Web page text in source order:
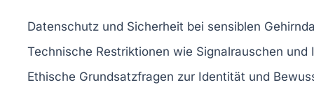
Datenschutz und Sicherheit bei sensiblen
Technische Restriktionen wie Signalrauschen und
Ethische Grundsatzfragen zur Identität und